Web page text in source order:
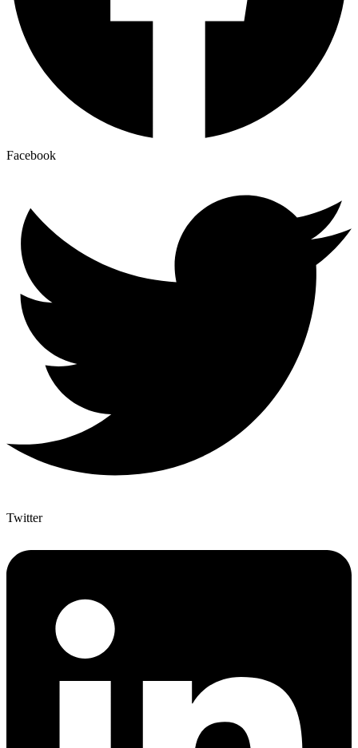
Facebook
Twitter